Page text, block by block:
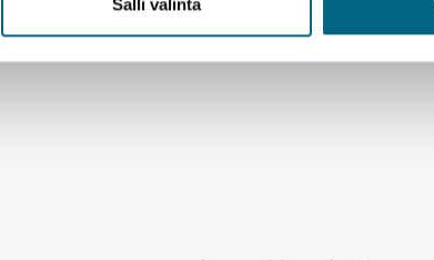
Salli valinta
puolipäiväretki (n. 5 h)